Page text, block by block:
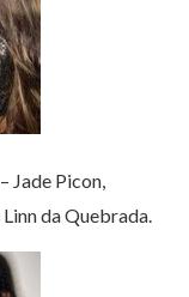
Jade Picon,
da Quebrada.